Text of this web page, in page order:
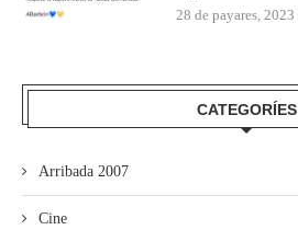
28 de payares, 2023
CATEGORÍES
Arribada 2007
Cine